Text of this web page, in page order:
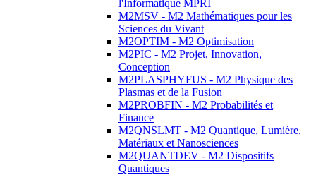
l'Informatique MPRI
M2MSV - M2 Mathématiques pour les
Sciences du Vivant
M2OPTIM - M2 Optimisation
M2PIC - M2 Projet, Innovation,
Conception
M2PLASPHYFUS - M2 Physique des
Plasmas et de la Fusion
M2PROBFIN - M2 Probabilités et
Finance
M2QNSLMT - M2 Quantique, Lumière,
Matériaux et Nanosciences
M2QUANTDEV - M2 Dispositifs
Quantiques